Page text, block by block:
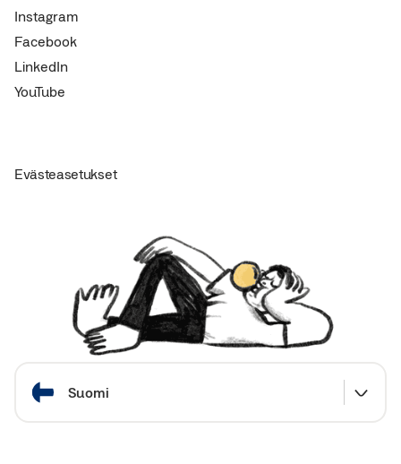
Instagram
Facebook
LinkedIn
YouTube
Evästeasetukset
Suomi